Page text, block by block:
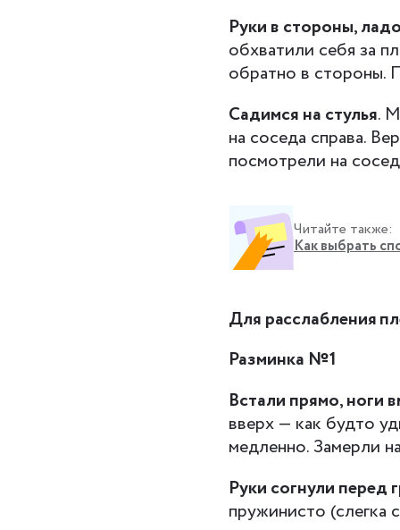
Руки в стороны,
обхватили себя за
обратно в стороны.
Садимся на стулья.
на соседа справа.
посмотрели на
Читайте также:
Как выбрать
Для расслабления
Разминка №1
Встали прямо, ноги
вверх — как будто
медленно. Замерли
Руки согнули перед
пружинисто (слегка